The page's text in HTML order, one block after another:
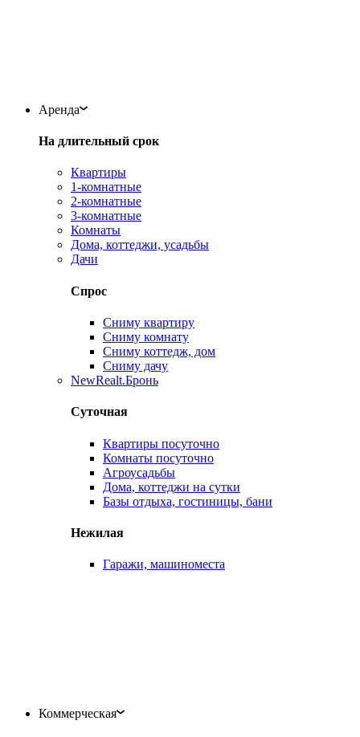
Аренда
На длительный срок
Квартиры
1-комнатные
2-комнатные
3-комнатные
Комнаты
Дома, коттеджи, усадьбы
Дачи
Спрос
Сниму квартиру
Сниму комнату
Сниму коттедж, дом
Сниму дачу
NewRealt.Бронь
Суточная
Квартиры посуточно
Комнаты посуточно
Агроусадьбы
Дома, коттеджи на сутки
Базы отдыха, гостиницы, бани
Нежилая
Гаражи, машиноместа
Коммерческая